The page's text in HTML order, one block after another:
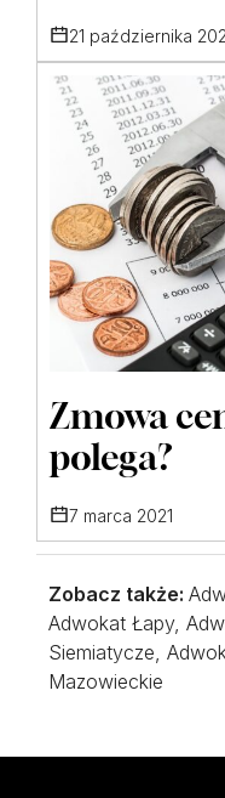
21 października
Zmowa
polega?
7 marca 2021
Zobacz także:
Adwokat Łapy
Siemiatycze
Mazowieckie